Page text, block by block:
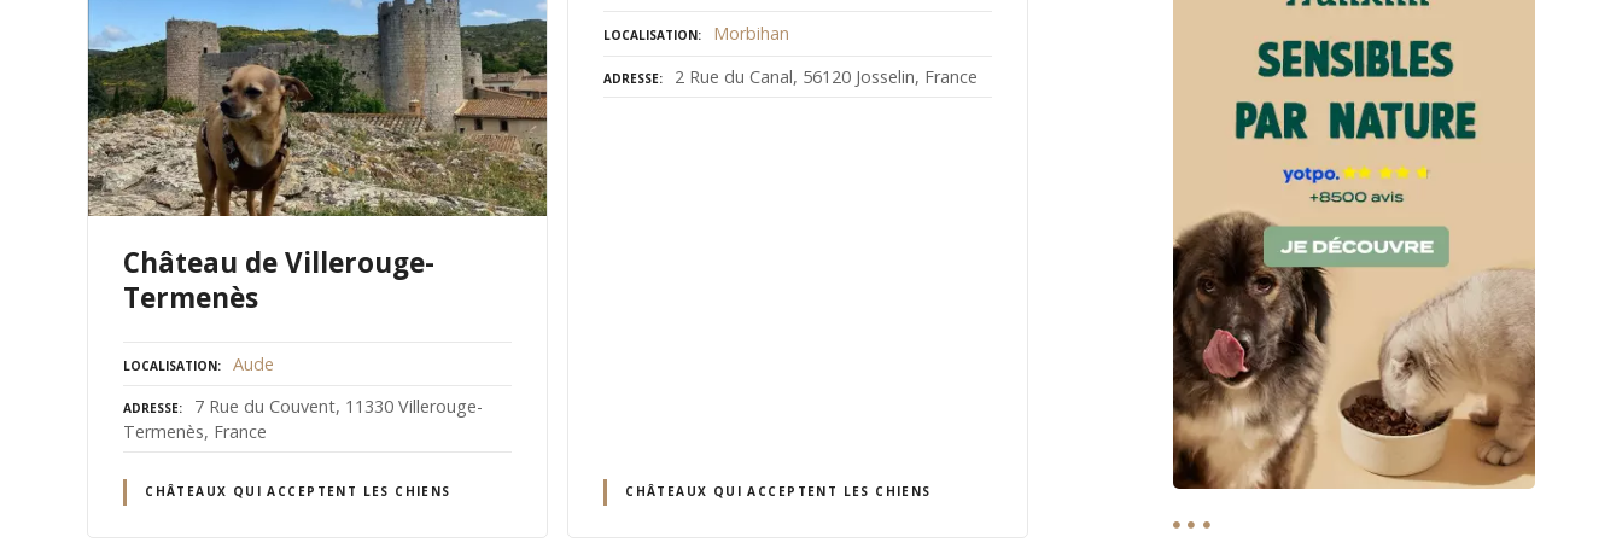
Château de Villerouge-
Termenès
LOCALISATION Aude
ADRESSE
7 Rue du Couvent, 11330 Villerouge-
Termenès, France
CHÂTEAUX QUI ACCEPTENT LES CHIENS
LOCALISATION Morbihan
ADRESSE 2 Rue du Canal, 56120 Josselin, France
CHÂTEAUX QUI ACCEPTENT LES CHIENS